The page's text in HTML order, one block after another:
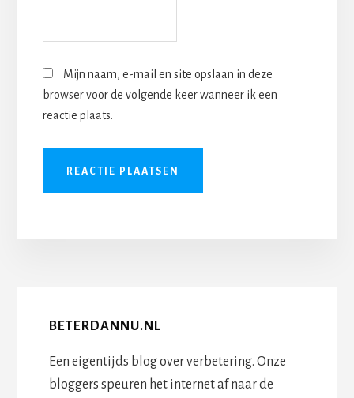
Mijn naam, e-mail en site opslaan in deze
browser voor de volgende keer wanneer ik een
reactie plaats.
BETERDANNU.NL
Een eigentijds blog over verbetering. Onze
bloggers speuren het internet af naar de